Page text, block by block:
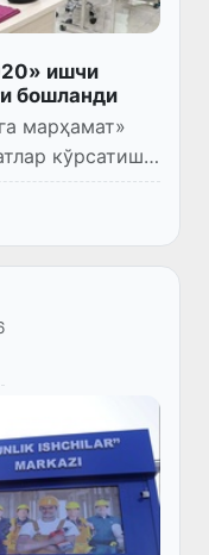
ишчи
бошланди
марҳамат»
кўрсатиш
бўйича
чемпионати